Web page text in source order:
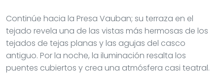
Continúe hacia la Presa Vauban; su terraza en el
tejado revela una de las vistas más hermosas de los
tejados de tejas planas y las agujas del casco
antiguo. Por la noche, la iluminación resalta los
puentes cubiertos y crea una atmósfera casi teatral.